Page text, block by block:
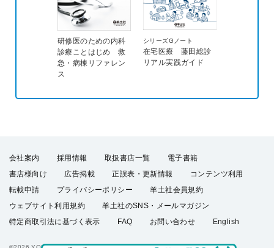
研修医のための内科
診療ことはじめ 救
急・病棟リファレン
ス
シリーズGノート
在宅医療 藤田総診
リアル実践ガイド
会社案内 採用情報 取扱書店一覧
電子書籍
書店様向け
広告掲載 正誤表・更新情報
コンテンツ利用
転載申請
プライバシーポリシー
羊土社会員規約
ウェブサイト利用規約
羊土社のSNS・メールマガジン
特定商取引法に基づく表示
FAQ お問い合わせ English